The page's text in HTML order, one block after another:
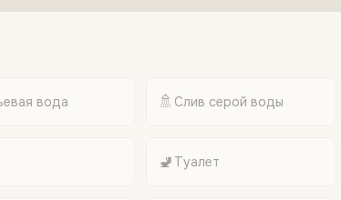
вода 🚿 Слив серой воды
🚽 Туалет